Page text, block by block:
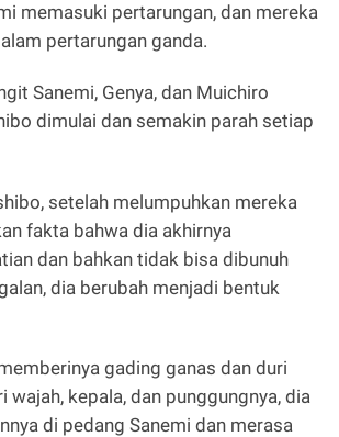
memasuki pertarungan, dan mereka
pertarungan ganda.
Sanemi, Genya, dan Muichiro
dimulai dan semakin parah setiap
setelah melumpuhkan mereka
fakta bahwa dia akhirnya
dan bahkan tidak bisa dibunuh
dia berubah menjadi bentuk
gading ganas dan duri
wajah, kepala, dan punggungnya, dia
di pedang Sanemi dan merasa